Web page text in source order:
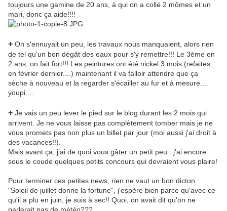
toujours une gamine de 20 ans, à qui on a collé 2 mômes et un
mari, donc ça aide!!!!
+ On s'ennuyait un peu, les travaux nous manquaient, alors rien
de tel qu'un bon dégât des eaux pour s'y remettre!!! Le 3ème en
2 ans, on fait fort!!! Les peintures ont été nickel 3 mois (refaites
en février dernier....) maintenant il va falloir attendre que ça
sèche à nouveau et la regarder s'écailler au fur et à mesure....
youpi....
+ Je vais un peu lever le pied sur le blog durant les 2 mois qui
arrivent. Je ne vous laisse pas complètement tomber mais je ne
vous promets pas non plus un billet par jour (moi aussi j'ai droit à
des vacances!!).
Mais avant ça, j'ai de quoi vous gâter un petit peu : j'ai encore
sous le coude quelques petits concours qui devraient vous plaire!
Pour terminer ces petites news, rien ne vaut un bon dicton :
"Soleil de juillet donne la fortune", j'espère bien parce qu'avec ce
qu'il a plu en juin, je suis à sec!! Quoi, on avait dit qu'on ne